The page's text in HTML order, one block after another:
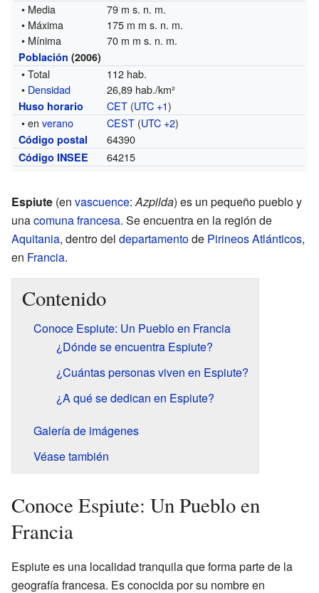
• Media
79 m s. n. m.
• Máxima
175 m m s. n. m.
• Mínima
70 m m s. n. m.
Población (2006)
• Total
112 hab.
• Densidad 26,89 hab./km²
Huso horario CET (UTC +1)
• enverano CEST (UTC +2)
Código postal 64390
Código INSEE 64215
Espiute (en vascuence:Azpilda) es un pequeño pueblo y
unacomuna francesa. Se encuentra en la región de
Aquitania, dentro del departamentode Pirineos Atlánticos,
en Francia.
Contenido
Conoce Espiute: Un Pueblo en Francia
¿Dónde se encuentra Espiute?
¿Cuántas personas viven en Espiute?
¿A qué se dedican en Espiute?
Galería de imágenes
Véase también
Conoce Espiute: Un Pueblo en
Francia
Espiute es una localidad tranquila que forma parte de la
geografía francesa. Es conocida por su nombre en